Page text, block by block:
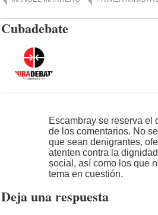
Cubadebate
Escambray se reserva el
de los comentarios. No
que sean denigrantes,
atenten contra la
social, así como los que
tema en cuestión.
Deja una respuesta